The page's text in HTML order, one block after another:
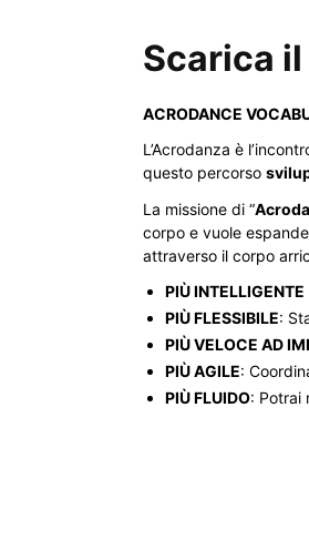
Scarica
ACRODANCE
L’Acrodanza è
questo percorso
La missione di “
corpo e vuole
attraverso il corpo
PIÙ INTELLIGENTE
PIÙ FLESSIBILE:
PIÙ VELOCE AD
PIÙ AGILE:
PIÙ FLUIDO: Potrai